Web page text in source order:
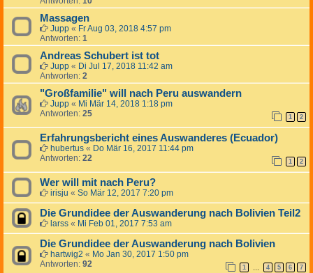
Massagen
Jupp « Fr Aug 03, 2018 4:57 pm
Antworten: 1
Andreas Schubert ist tot
Jupp « Di Jul 17, 2018 11:42 am
Antworten: 2
"Großfamilie" will nach Peru auswandern
Jupp « Mi Mär 14, 2018 1:18 pm
Antworten: 25 1 2
Erfahrungsbericht eines Auswanderes (Ecuador)
hubertus « Do Mär 16, 2017 11:44 pm
Antworten: 22 1 2
Wer will mit nach Peru?
irisju « So Mär 12, 2017 7:20 pm
Die Grundidee der Auswanderung nach Bolivien Teil2
larss « Mi Feb 01, 2017 7:53 am
Die Grundidee der Auswanderung nach Bolivien
hartwig2 « Mo Jan 30, 2017 1:50 pm
Antworten: 92 1 … 4 5 6 7